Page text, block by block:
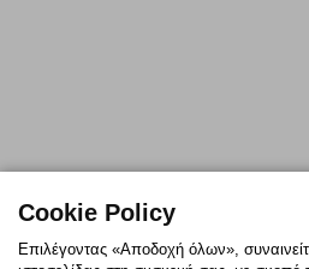
Cookie Policy
Επιλέγοντας «Αποδοχή όλων»,